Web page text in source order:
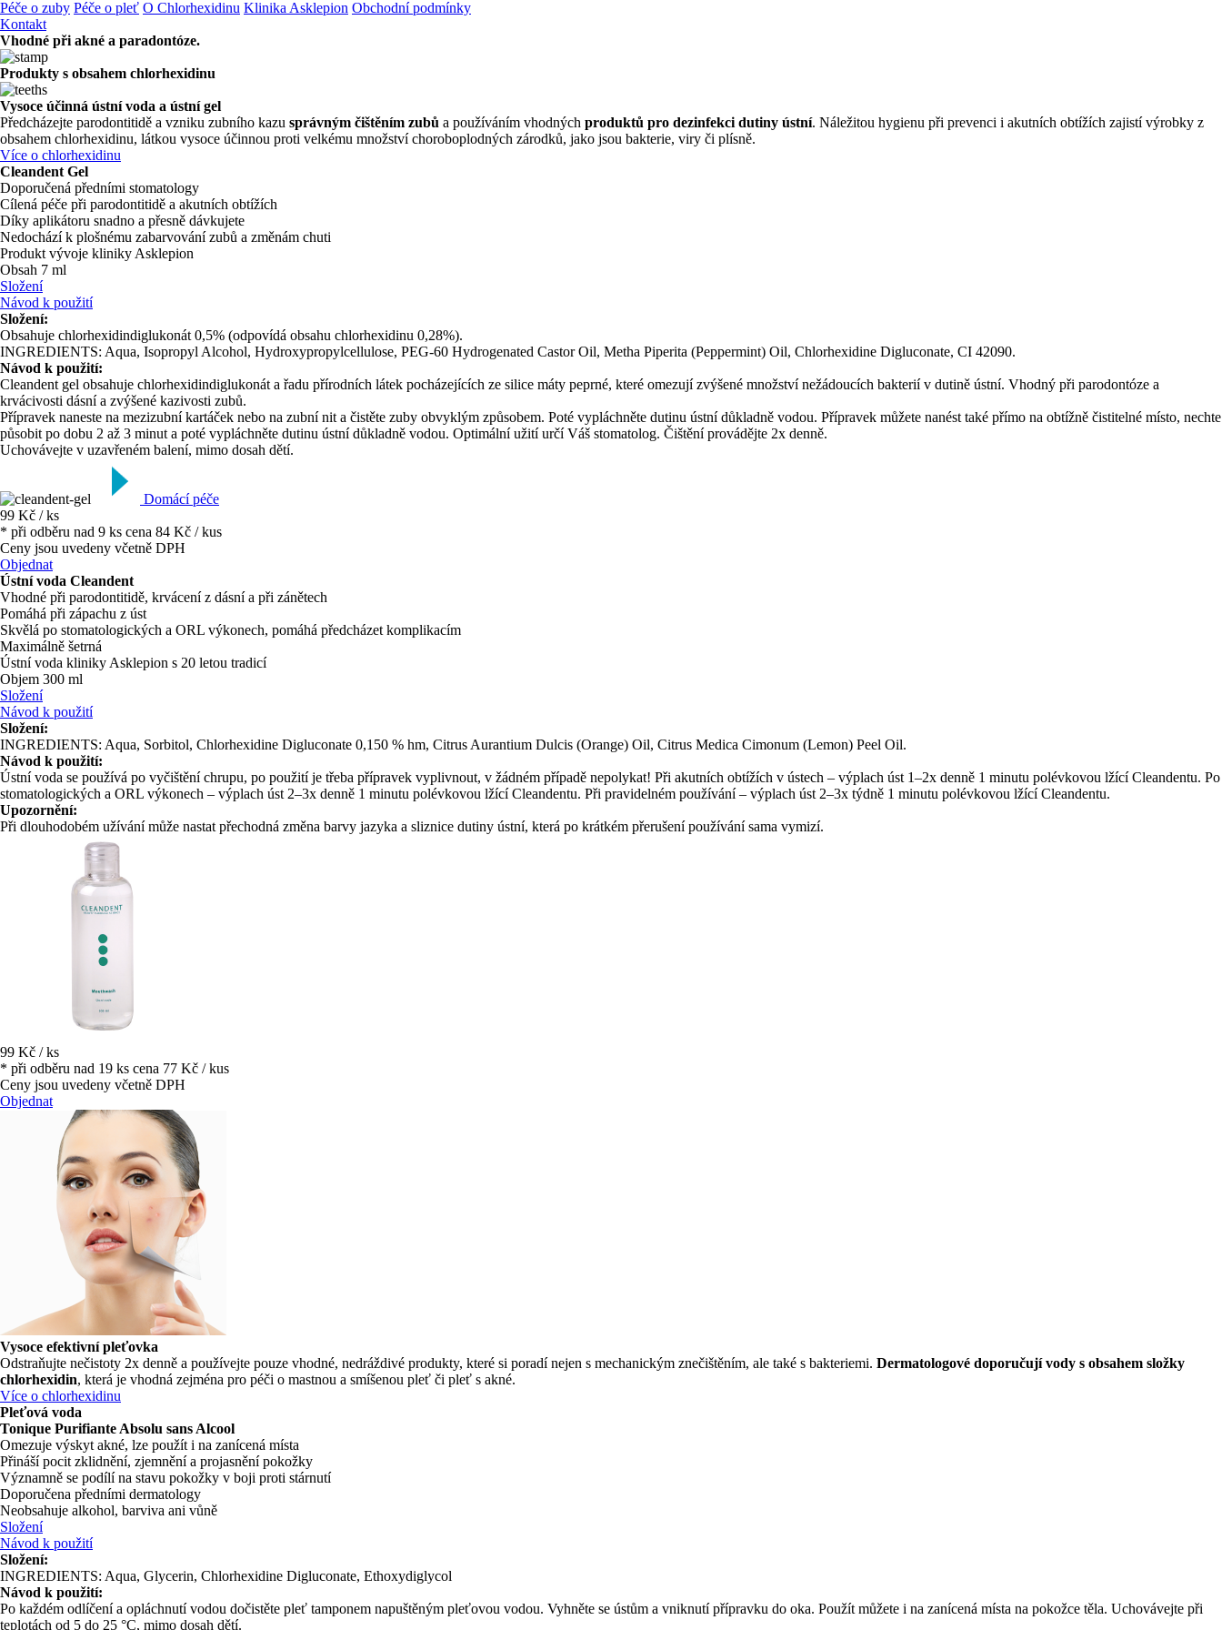
Péče o zuby Péče o pleť O Chlorhexidinu Klinika Asklepion Obchodní podmínky
Kontakt
Vhodné při akné a paradontóze.
Produkty s obsahem chlorhexidinu
Vysoce účinná ústní voda a ústní gel
Předcházejte parodontitidě a vzniku zubního kazu správným čištěním zubů a používáním vhodných produktů pro dezinfekci dutiny ústní. Náležitou hygienu při prevenci i akutních obtížích zajistí výrobky z
obsahem chlorhexidinu, látkou vysoce účinnou proti velkému množství choroboplodných zárodků, jako jsou bakterie, viry či plísně.
Více o chlorhexidinu
Cleandent Gel
Doporučená předními stomatology
Cílená péče při parodontitidě a akutních obtížích
Díky aplikátoru snadno a přesně dávkujete
Nedochází k plošnému zabarvování zubů a změnám chuti
Produkt vývoje kliniky Asklepion
Obsah 7 ml
Složení
Návod k použití
Složení:
Obsahuje chlorhexidindiglukonát 0,5% (odpovídá obsahu chlorhexidinu 0,28%).
INGREDIENTS: Aqua, Isopropyl Alcohol, Hydroxypropylcellulose, PEG-60 Hydrogenated Castor Oil, Metha Piperita (Peppermint) Oil, Chlorhexidine Digluconate, CI 42090.
Návod k použití:
Cleandent gel obsahuje chlorhexidindiglukonát a řadu přírodních látek pocházejících ze silice máty peprné, které omezují zvýšené množství nežádoucích bakterií v dutině ústní. Vhodný při parodontóze a
krvácivosti dásní a zvýšené kazivosti zubů.
Přípravek naneste na mezizubní kartáček nebo na zubní nit a čistěte zuby obvyklým způsobem. Poté vypláchněte dutinu ústní důkladně vodou. Přípravek můžete nanést také přímo na obtížně čistitelné místo, nechte
působit po dobu 2 až 3 minut a poté vypláchněte dutinu ústní důkladně vodou. Optimální užití určí Váš stomatolog. Čištění provádějte 2x denně.
Uchovávejte v uzavřeném balení, mimo dosah dětí.
Domácí péče
99 Kč / ks
* při odběru nad 9 ks cena 84 Kč / kus
Ceny jsou uvedeny včetně DPH
Objednat
Ústní voda Cleandent
Vhodné při parodontitidě, krvácení z dásní a při zánětech
Pomáhá při zápachu z úst
Skvělá po stomatologických a ORL výkonech, pomáhá předcházet komplikacím
Maximálně šetrná
Ústní voda kliniky Asklepion s 20 letou tradicí
Objem 300 ml
Složení
Návod k použití
Složení:
INGREDIENTS: Aqua, Sorbitol, Chlorhexidine Digluconate 0,150 % hm, Citrus Aurantium Dulcis (Orange) Oil, Citrus Medica Cimonum (Lemon) Peel Oil.
Návod k použití:
Ústní voda se používá po vyčištění chrupu, po použití je třeba přípravek vyplivnout, v žádném případě nepolykat! Při akutních obtížích v ústech – výplach úst 1–2x denně 1 minutu polévkovou lžící Cleandentu. Po
stomatologických a ORL výkonech – výplach úst 2–3x denně 1 minutu polévkovou lžící Cleandentu. Při pravidelném používání – výplach úst 2–3x týdně 1 minutu polévkovou lžící Cleandentu.
Upozornění:
Při dlouhodobém užívání může nastat přechodná změna barvy jazyka a sliznice dutiny ústní, která po krátkém přerušení používání sama vymizí.
99 Kč / ks
* při odběru nad 19 ks cena 77 Kč / kus
Ceny jsou uvedeny včetně DPH
Objednat
Vysoce efektivní pleťovka
Odstraňujte nečistoty 2x denně a používejte pouze vhodné, nedráždivé produkty, které si poradí nejen s mechanickým znečištěním, ale také s bakteriemi. Dermatologové doporučují vody s obsahem složky
chlorhexidin, která je vhodná zejména pro péči o mastnou a smíšenou pleť či pleť s akné.
Více o chlorhexidinu
Pleťová voda
Tonique Purifiante Absolu sans Alcool
Omezuje výskyt akné, lze použít i na zanícená místa
Přináší pocit zklidnění, zjemnění a projasnění pokožky
Významně se podílí na stavu pokožky v boji proti stárnutí
Doporučena předními dermatology
Neobsahuje alkohol, barviva ani vůně
Složení
Návod k použití
Složení:
INGREDIENTS: Aqua, Glycerin, Chlorhexidine Digluconate, Ethoxydiglycol
Návod k použití:
Po každém odlíčení a opláchnutí vodou dočistěte pleť tamponem napuštěným pleťovou vodou. Vyhněte se ústům a vniknutí přípravku do oka. Použít můžete i na zanícená místa na pokožce těla. Uchovávejte při
teplotách od 5 do 25 °C, mimo dosah dětí.